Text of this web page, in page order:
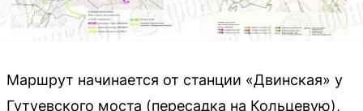
Маршрут начинается от станции «Двинская» у
Гутуевского моста (пересадка на Кольцевую),